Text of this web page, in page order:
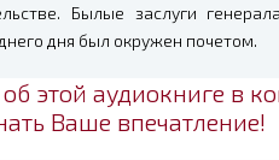
Былые заслуги
дня был окружен почетом.
этой аудиокниге в
Ваше впечатление!